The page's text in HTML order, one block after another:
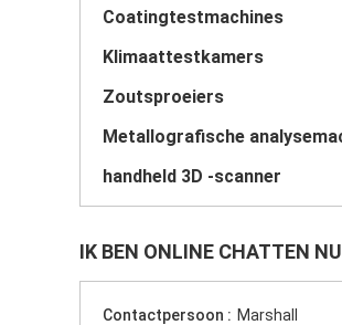
Coatingtestmachines
Klimaattestkamers
Zoutsproeiers
handheld 3D -scanner
IK BEN ONLINE CHATTEN NU
Contactpersoon : Marshall